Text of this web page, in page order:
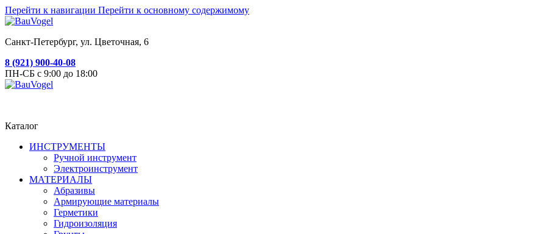
Перейти к навигации Перейти к основному содержимому
Санкт-Петербург, ул. Цветочная, 6
8 (921) 900-40-08
ПН-СБ с 9:00 до 18:00
Каталог
ИНСТРУМЕНТЫ
Ручной инструмент
Электроинструмент
МАТЕРИАЛЫ
Абразивы
Армирующие материалы
Герметики
Гидроизоляция